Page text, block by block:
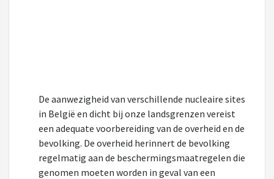
De aanwezigheid van verschillende nucleaire sites
in België en dicht bij onze landsgrenzen vereist
een adequate voorbereiding van de overheid en de
bevolking. De overheid herinnert de bevolking
regelmatig aan de beschermingsmaatregelen die
genomen moeten worden in geval van een